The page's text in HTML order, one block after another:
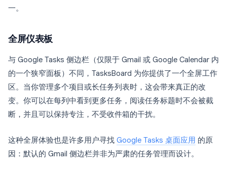
一。
全屏仪表板
与 Google Tasks 侧边栏（仅限于 Gmail 或 Google Calendar 内
的一个狭窄面板）不同，TasksBoard 为你提供了一个全屏工作
区。当你管理多个项目或长任务列表时，这会带来真正的改
变。你可以在每列中看到更多任务，阅读任务标题时不会被截
断，并且可以保持专注，不受收件箱的干扰。
这种全屏体验也是许多用户寻找 Google Tasks 桌面应用 的原
因：默认的 Gmail 侧边栏并非为严肃的任务管理而设计。